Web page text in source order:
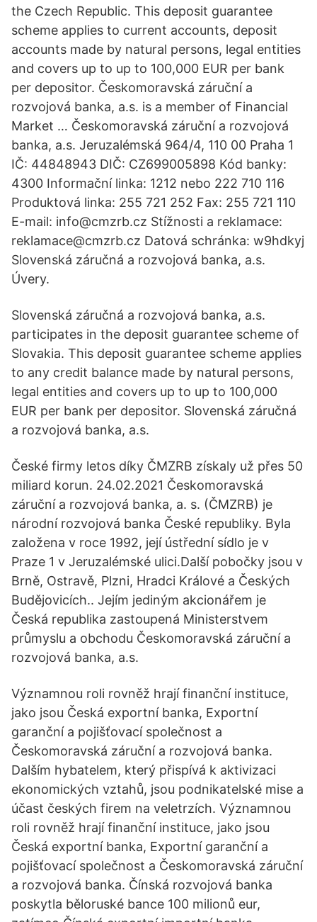
the Czech Republic. This deposit guarantee
scheme applies to current accounts, deposit
accounts made by natural persons, legal entities
and covers up to up to 100,000 EUR per bank
per depositor. Českomoravská záruční a
rozvojová banka, a.s. is a member of Financial
Market … Českomoravská záruční a rozvojová
banka, a.s. Jeruzalémská 964/4, 110 00 Praha 1
IČ: 44848943 DIČ: CZ699005898 Kód banky:
4300 Informační linka: 1212 nebo 222 710 116
Produktová linka: 255 721 252 Fax: 255 721 110
E-mail: info@cmzrb.cz Stížnosti a reklamace:
reklamace@cmzrb.cz Datová schránka: w9hdkyj
Slovenská záručná a rozvojová banka, a.s.
Úvery.
Slovenská záručná a rozvojová banka, a.s.
participates in the deposit guarantee scheme of
Slovakia. This deposit guarantee scheme applies
to any credit balance made by natural persons,
legal entities and covers up to up to 100,000
EUR per bank per depositor. Slovenská záručná
a rozvojová banka, a.s.
České firmy letos díky ČMZRB získaly už přes 50
miliard korun. 24.02.2021 Českomoravská
záruční a rozvojová banka, a. s. (ČMZRB) je
národní rozvojová banka České republiky. Byla
založena v roce 1992, její ústřední sídlo je v
Praze 1 v Jeruzalémské ulici.Další pobočky jsou v
Brně, Ostravě, Plzni, Hradci Králové a Českých
Budějovicích.. Jejím jediným akcionářem je
Česká republika zastoupená Ministerstvem
průmyslu a obchodu Českomoravská záruční a
rozvojová banka, a.s.
Významnou roli rovněž hrají finanční instituce,
jako jsou Česká exportní banka, Exportní
garanční a pojišťovací společnost a
Českomoravská záruční a rozvojová banka.
Dalším hybatelem, který přispívá k aktivizaci
ekonomických vztahů, jsou podnikatelské mise a
účast českých firem na veletrzích. Významnou
roli rovněž hrají finanční instituce, jako jsou
Česká exportní banka, Exportní garanční a
pojišťovací společnost a Českomoravská záruční
a rozvojová banka. Čínská rozvojová banka
poskytla běloruské bance 100 milionů eur,